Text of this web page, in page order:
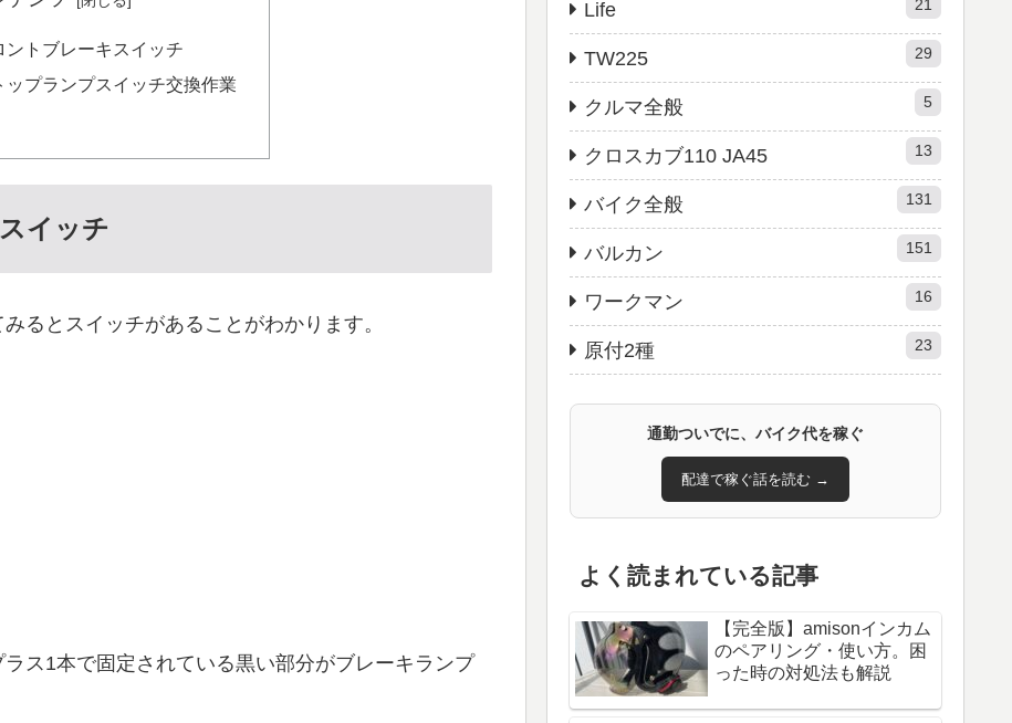
ントブレーキスイッチ
ップランプスイッチ交換作業
イッチ
るとスイッチがあることがわかります。
ス1本で固定されている黒い部分がブレーキランプ
Life 21
TW225 29
クルマ全般 5
クロスカブ110 JA45 13
バイク全般 131
バルカン 151
ワークマン 16
原付2種 23
通勤ついでに、バイク代を稼ぐ
配達で稼ぐ話を読む →
よく読まれている記事
【完全版】amisonインカム
のペアリング・使い方。困
った時の対処法も解説